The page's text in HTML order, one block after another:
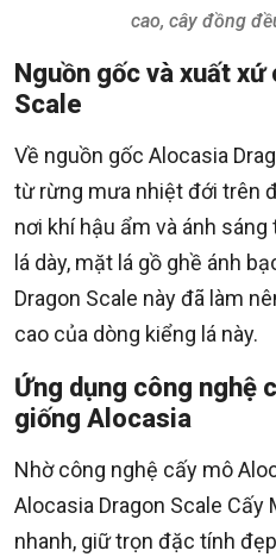
cao, cây đồng
Nguồn gốc và xuất
Scale
Về nguồn gốc Alocasia
từ rừng mưa nhiệt đới trên
nơi khí hậu ẩm và ánh
lá dày, mặt lá gồ ghề ánh
Dragon Scale này đã làm
cao của dòng kiểng lá này.
Ứng dụng công nghệ
giống Alocasia
Nhờ công nghệ cấy mô
Alocasia Dragon Scale Cấy
nhanh, giữ trọn đặc tính